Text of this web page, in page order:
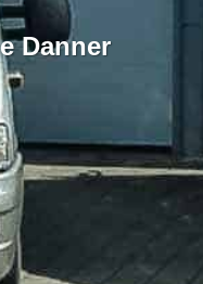
Danner